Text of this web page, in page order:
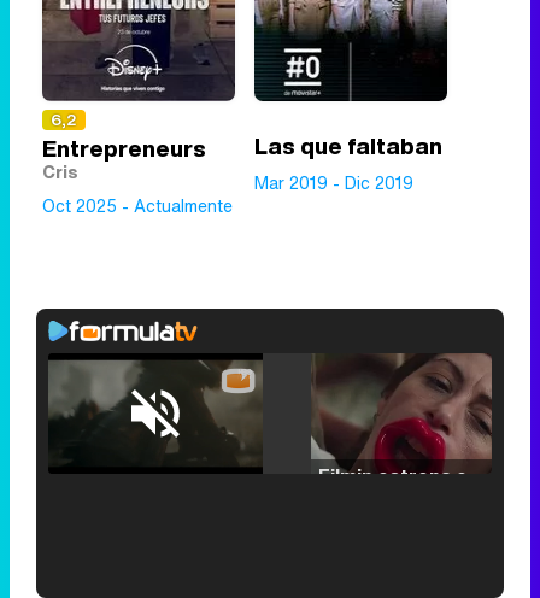
6,2
Entrepreneurs
Cris
Oct 2025 - Actualmente
Las que faltaban
Mar 2019 - Dic 2019
/